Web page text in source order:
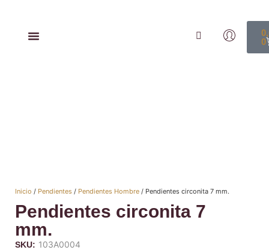
0
Inicio / Pendientes / Pendientes Hombre / Pendientes circonita 7 mm.
Pendientes circonita 7
mm.
SKU: 103A0004